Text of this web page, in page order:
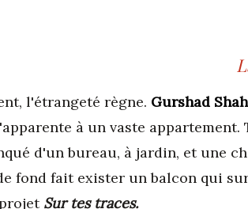
l'étrangeté règne. Gurshad
à un vaste
d'un bureau, à jardin, et une
fond fait exister un balcon qui
Sur tes traces.